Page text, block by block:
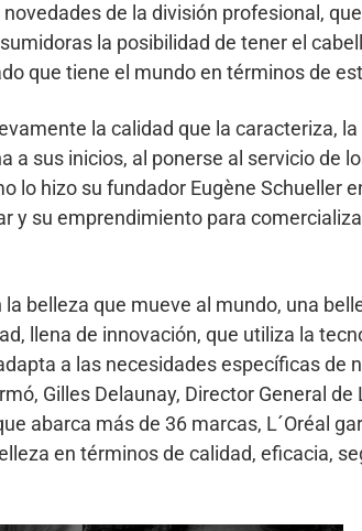
de la división profesional,
la posibilidad de tener el
que tiene el mundo en términos de
la calidad que la caracteriza, la
a sus inicios, al ponerse al servicio de
lo hizo su fundador Eugène Schueller
y su emprendimiento para
belleza que mueve al mundo, una
llena de innovación, que utiliza la
a las necesidades específicas de
Gilles Delaunay, Director General de
abarca más de 36 marcas, L´Oréal
en términos de calidad, eficacia,